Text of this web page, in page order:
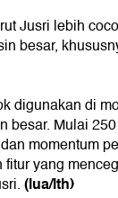
Jusri lebih
besar,
digunakan di
besar. Mulai
momentum
yang
(lua/lth)